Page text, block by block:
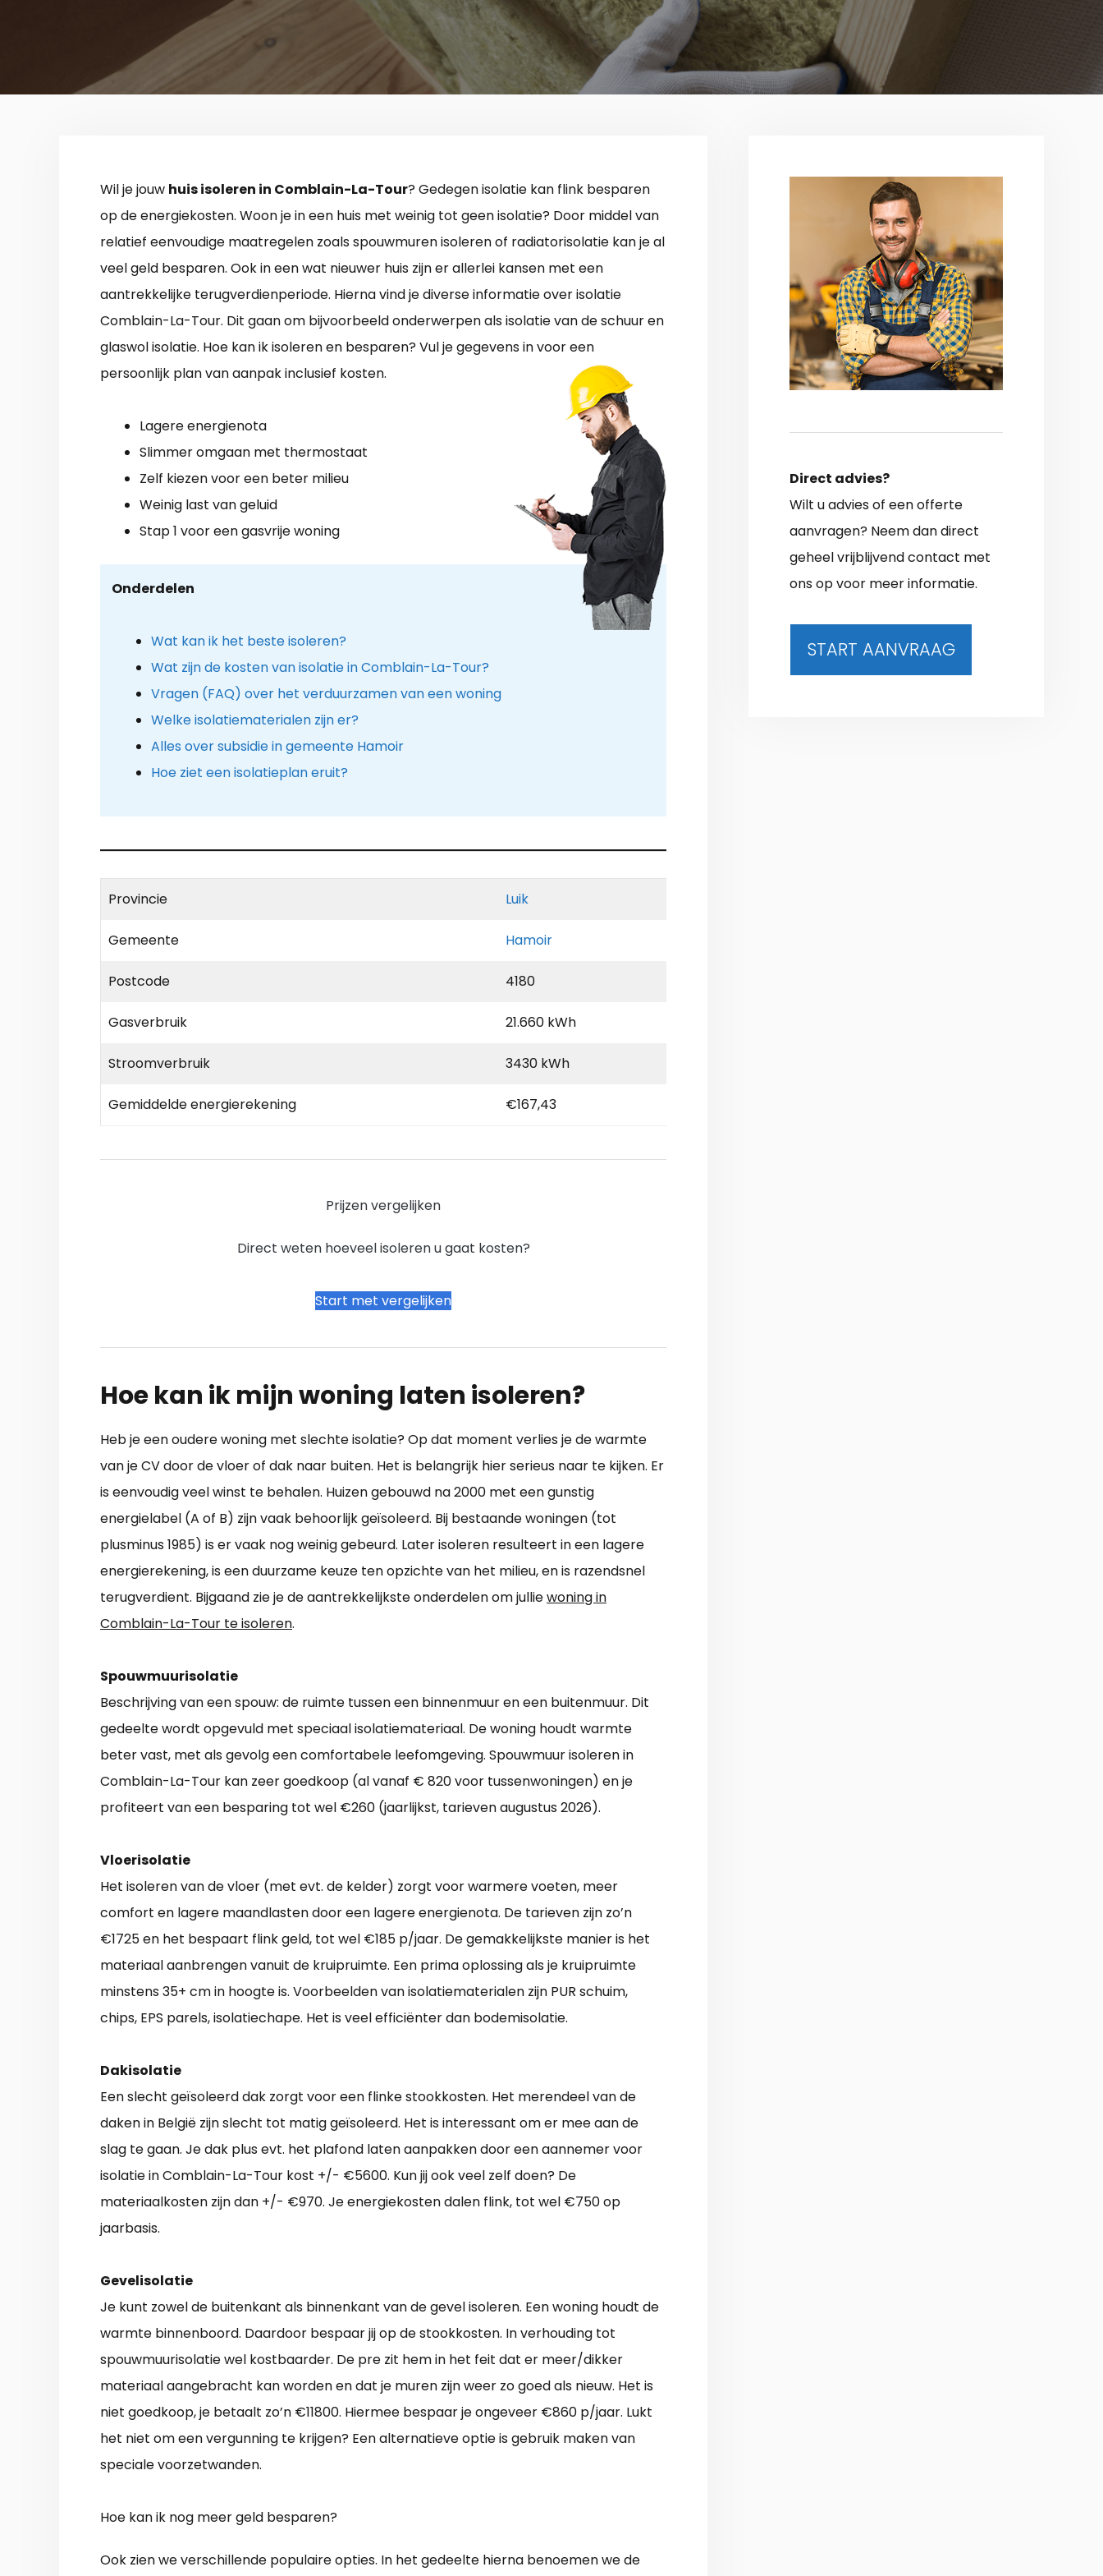
Wil je jouw huis isoleren in Comblain-La-Tour? Gedegen isolatie kan flink besparen
op de energiekosten. Woon je in een huis met weinig tot geen isolatie? Door middel van
relatief eenvoudige maatregelen zoals spouwmuren isoleren of radiatorisolatie kan je al
veel geld besparen. Ook in een wat nieuwer huis zijn er allerlei kansen met een
aantrekkelijke terugverdienperiode. Hierna vind je diverse informatie over isolatie
Comblain-La-Tour. Dit gaan om bijvoorbeeld onderwerpen als isolatie van de schuur en
glaswol isolatie. Hoe kan ik isoleren en besparen? Vul je gegevens in voor een
persoonlijk plan van aanpak inclusief kosten.
Lagere energienota
Slimmer omgaan met thermostaat
Zelf kiezen voor een beter milieu
Weinig last van geluid
Stap 1 voor een gasvrije woning
Onderdelen
Wat kan ik het beste isoleren?
Wat zijn de kosten van isolatie in Comblain-La-Tour?
Vragen (FAQ) over het verduurzamen van een woning
Welke isolatiematerialen zijn er?
Alles over subsidie in gemeente Hamoir
Hoe ziet een isolatieplan eruit?
Provincie Luik
Gemeente Hamoir
Postcode 4180
Gasverbruik 21.660 kWh
Stroomverbruik 3430 kWh
Gemiddelde energierekening €167,43
Prijzen vergelijken
Direct weten hoeveel isoleren u gaat kosten?
Start met vergelijken
Hoe kan ik mijn woning laten isoleren?
Heb je een oudere woning met slechte isolatie? Op dat moment verlies je de warmte
van je CV door de vloer of dak naar buiten. Het is belangrijk hier serieus naar te kijken. Er
is eenvoudig veel winst te behalen. Huizen gebouwd na 2000 met een gunstig
energielabel (A of B) zijn vaak behoorlijk geïsoleerd. Bij bestaande woningen (tot
plusminus 1985) is er vaak nog weinig gebeurd. Later isoleren resulteert in een lagere
energierekening, is een duurzame keuze ten opzichte van het milieu, en is razendsnel
terugverdient. Bijgaand zie je de aantrekkelijkste onderdelen om julliewoning in
Comblain-La-Tour te isoleren.
Spouwmuurisolatie
Beschrijving van een spouw: de ruimte tussen een binnenmuur en een buitenmuur. Dit
gedeelte wordt opgevuld met speciaal isolatiemateriaal. De woning houdt warmte
beter vast, met als gevolg een comfortabele leefomgeving. Spouwmuur isoleren in
Comblain-La-Tour kan zeer goedkoop (al vanaf € 820 voor tussenwoningen) en je
profiteert van een besparing tot wel €260 (jaarlijkst, tarieven augustus 2026).
Vloerisolatie
Het isoleren van de vloer (met evt. de kelder) zorgt voor warmere voeten, meer
comfort en lagere maandlasten door een lagere energienota. De tarieven zijn zo’n
€1725 en het bespaart flink geld, tot wel €185 p/jaar. De gemakkelijkste manier is het
materiaal aanbrengen vanuit de kruipruimte. Een prima oplossing als je kruipruimte
minstens 35+ cm in hoogte is. Voorbeelden van isolatiematerialen zijn PUR schuim,
chips, EPS parels, isolatiechape. Het is veel efficiënter dan bodemisolatie.
Dakisolatie
Een slecht geïsoleerd dak zorgt voor een flinke stookkosten. Het merendeel van de
daken in België zijn slecht tot matig geïsoleerd. Het is interessant om er mee aan de
slag te gaan. Je dak plus evt. het plafond laten aanpakken door een aannemer voor
isolatie in Comblain-La-Tour kost +/- €5600. Kun jij ook veel zelf doen? De
materiaalkosten zijn dan +/- €970. Je energiekosten dalen flink, tot wel €750 op
jaarbasis.
Gevelisolatie
Je kunt zowel de buitenkant als binnenkant van de gevel isoleren. Een woning houdt de
warmte binnenboord. Daardoor bespaar jij op de stookkosten. In verhouding tot
spouwmuurisolatie wel kostbaarder. De pre zit hem in het feit dat er meer/dikker
materiaal aangebracht kan worden en dat je muren zijn weer zo goed als nieuw. Het is
niet goedkoop, je betaalt zo’n €11800. Hiermee bespaar je ongeveer €860 p/jaar. Lukt
het niet om een vergunning te krijgen? Een alternatieve optie is gebruik maken van
speciale voorzetwanden.
Hoe kan ik nog meer geld besparen?
Ook zien we verschillende populaire opties. In het gedeelte hierna benoemen we de
Direct advies?
Wilt u advies of een offerte
aanvragen? Neem dan direct
geheel vrijblijvend contact met
ons op voor meer informatie.
START AANVRAAG